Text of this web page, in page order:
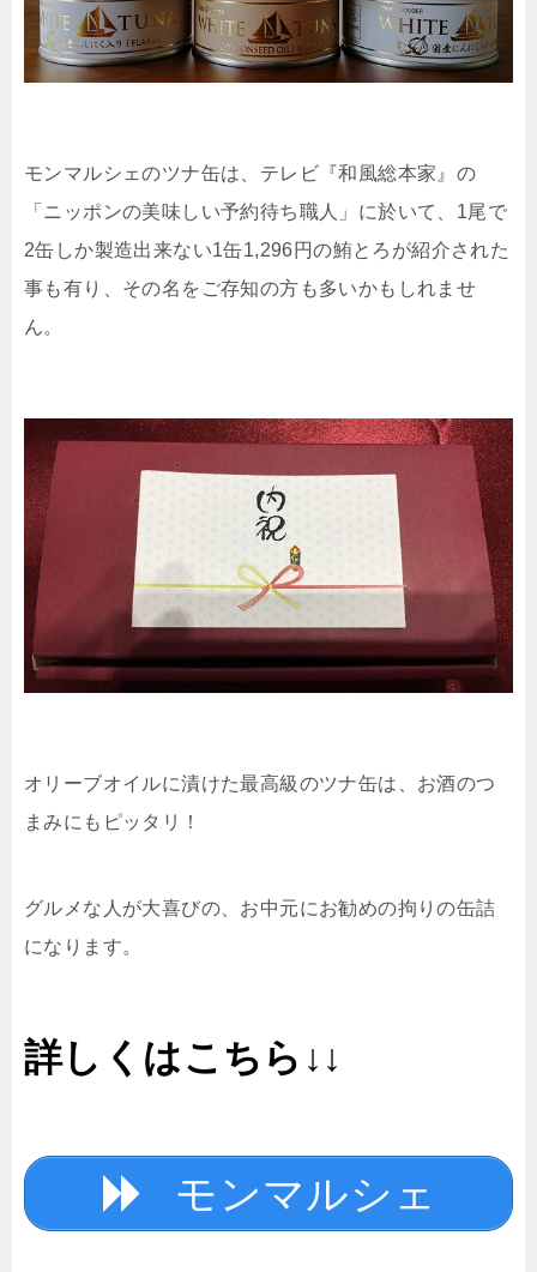
モンマルシェのツナ缶は、テレビ『和風総本家』の
「ニッポンの美味しい予約待ち職人」に於いて、1尾で
2缶しか製造出来ない1缶1,296円の鮪とろが紹介された
事も有り、その名をご存知の方も多いかもしれませ
ん。
オリーブオイルに漬けた最高級のツナ缶は、お酒のつ
まみにもピッタリ！
グルメな人が大喜びの、お中元にお勧めの拘りの缶詰
になります。
詳しくはこちら↓↓
モンマルシェ